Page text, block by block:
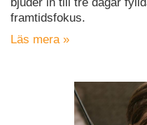
bjuder in till tre dagar
framtidsfokus.
Läs mera »